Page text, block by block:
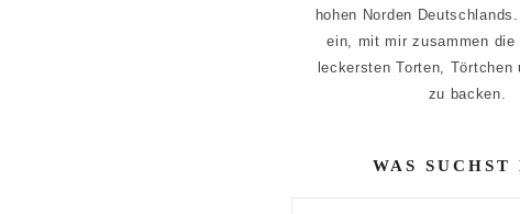
hohen Norden
ein, mit mir zusammen die
leckersten Torten, Törtchen
zu backen.
WAS SUCHST